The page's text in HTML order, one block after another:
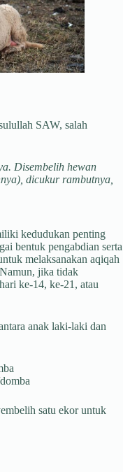
SAW, salah
Disembelih hewan
dicukur rambutnya,
kedudukan penting
bentuk pengabdian serta
melaksanakan aqiqah
jika tidak
ke-14, ke-21, atau
anak laki-laki dan
satu ekor untuk